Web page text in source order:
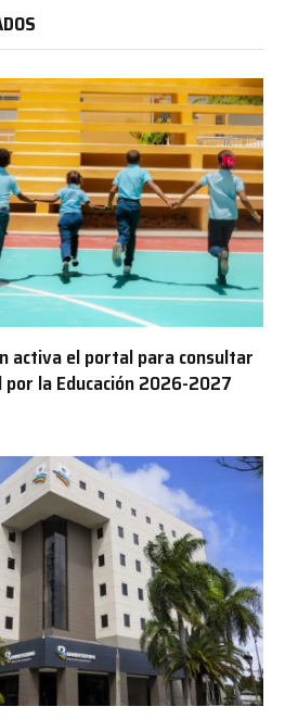
activa el portal para consultar
por la Educación 2026-2027